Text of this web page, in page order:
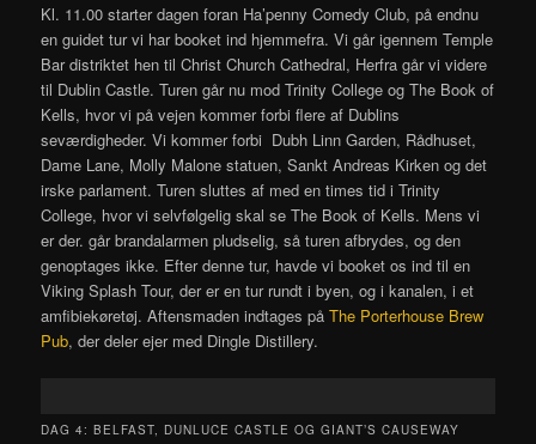
Kl. 11.00 starter dagen foran Ha’penny Comedy Club, på endnu
en guidet tur vi har booket ind hjemmefra. Vi går igennem Temple
Bar distriktet hen til Christ Church Cathedral, Herfra går vi videre
til Dublin Castle. Turen går nu mod Trinity College og The Book of
Kells, hvor vi på vejen kommer forbi flere af Dublins
seværdigheder. Vi kommer forbi Dubh Linn Garden, Rådhuset,
Dame Lane, Molly Malone statuen, Sankt Andreas Kirken og det
irske parlament. Turen sluttes af med en times tid i Trinity
College, hvor vi selvfølgelig skal se The Book of Kells. Mens vi
er der. går brandalarmen pludselig, så turen afbrydes, og den
genoptages ikke. Efter denne tur, havde vi booket os ind til en
Viking Splash Tour, der er en tur rundt i byen, og i kanalen, i et
amfibiekøretøj. Aftensmaden indtages påThe Porterhouse Brew
Pub, der deler ejer med Dingle Distillery.
DAG 4: BELFAST, DUNLUCE CASTLE OG GIANT’S CAUSEWAY